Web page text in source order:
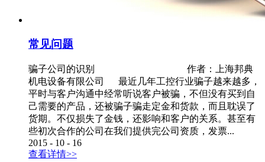
常见问题
骗子公司的识别 作者：上海邦典
机电设备有限公司 最近几年工控行业骗子越来越多，
平时与客户沟通中经常听说客户被骗，不但没有买到自
己需要的产品，还被骗子骗走定金和货款，而且耽误了
货期。不仅损失了金钱，还影响和客户的关系。甚至有
些初次合作的公司在我们提供完公司资质，发票...
2015 - 10 - 16
查看详情>>